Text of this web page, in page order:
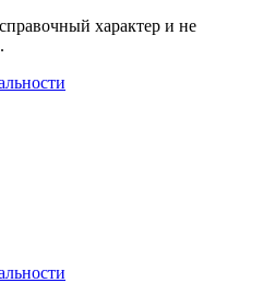
характер и не